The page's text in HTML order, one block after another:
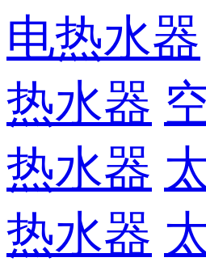
电热水器
热水器
热水器
热水器